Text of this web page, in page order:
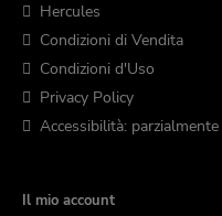
Hercules
Condizioni di Vendita
Condizioni d'Uso
Privacy Policy
Accessibilità:
Il mio account